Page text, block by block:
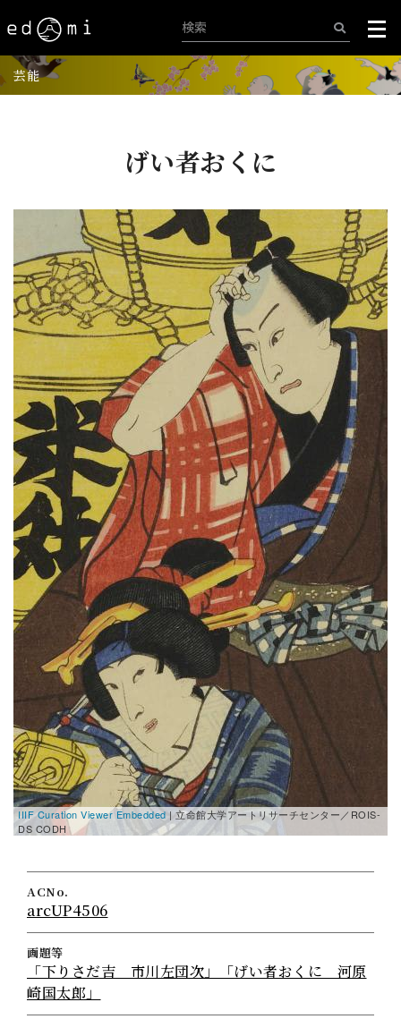
芸能
げい者おくに
-
IIIF Curation Viewer Embedded | 立命館大学アートリサーチセンター／ROIS-
DS CODH
ACNo.
arcUP4506
画題等
「下りさだ吉 市川左団次」「げい者おくに 河原
崎国太郎」